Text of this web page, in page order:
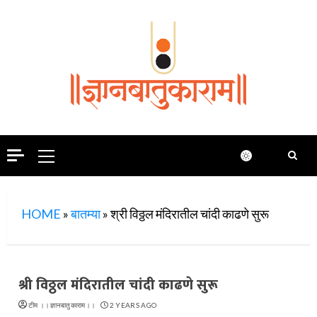
Primary
Menu
HOME »बातम्या»श्री विठ्ठल मंदिरातील चांदी काढणे सुरू
श्री विठ्ठल मंदिरातील चांदी काढणे सुरू
टीम ।।ज्ञानबातुकाराम।। 2 YEARS AGO